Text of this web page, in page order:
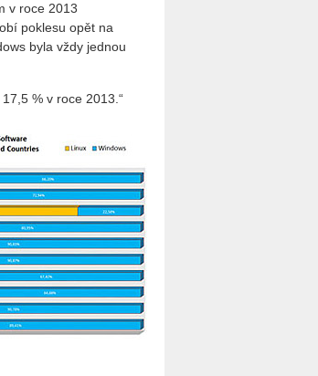
v roce 2013
poklesu opět na
byla vždy jednou
% v roce 2013.“